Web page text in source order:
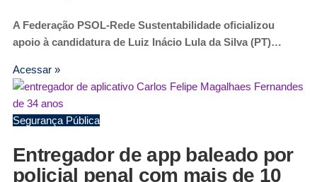
A Federação PSOL-Rede Sustentabilidade oficializou
apoio à candidatura de Luiz Inácio Lula da Silva (PT)…
Acessar »
Segurança Pública
Entregador de app baleado por
policial penal com mais de 10